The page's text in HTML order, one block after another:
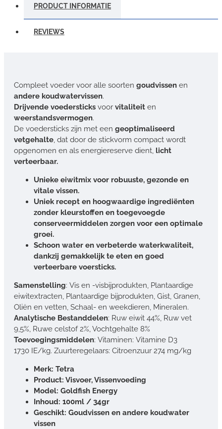
PRODUCT INFORMATIE
REVIEWS
Compleet voeder voor alle soorten goudvissen en
andere koudwatervissen.
Drijvende voedersticks voor vitaliteit en
weerstandsvermogen.
De voedersticks zijn met een geoptimaliseerd
vetgehalte, dat door de stickvorm compact wordt
opgenomen en als energiereserve dient, licht
verteerbaar.
Unieke eiwitmix voor robuuste, gezonde en
vitale vissen.
Uniek recept en hoogwaardige ingrediënten
zonder kleurstoffen en toegevoegde
conserveermiddelen zorgen voor een optimale
groei.
Schoon water en verbeterde waterkwaliteit,
dankzij gemakkelijk te eten en goed
verteerbare voersticks.
Samenstelling: Vis en -visbijprodukten, Plantaardige
eiwitextracten, Plantaardige bijprodukten, Gist, Granen,
Oliën en vetten, Schaal- en weekdieren, Mineralen.
Analytische Bestanddelen: Ruw eiwit 44%, Ruw vet
9,5%, Ruwe celstof 2%, Vochtgehalte 8%
Toevoegingsmiddelen: Vitaminen: Vitamine D3
1730 IE/kg. Zuurteregelaars: Citroenzuur 274 mg/kg
Merk: Tetra
Product: Visvoer, Vissenvoeding
Model: Goldfish Energy
Inhoud: 100ml / 34gr
Geschikt: Goudvissen en andere koudwater
vissen